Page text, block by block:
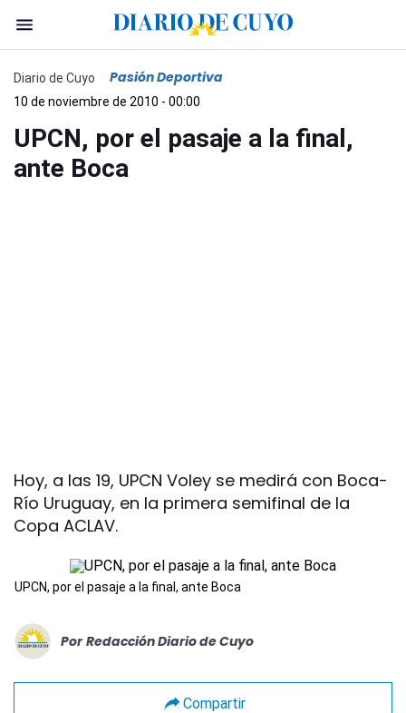
Diario de Cuyo Pasión Deportiva
10 de noviembre de 2010 - 00:00
UPCN, por el pasaje a la final,
ante Boca
Hoy, a las 19, UPCN Voley se medirá con Boca-
Río Uruguay, en la primera semifinal de la
Copa ACLAV.
UPCN, por el pasaje a la final, ante Boca
Por Redacción Diario de Cuyo
Compartir